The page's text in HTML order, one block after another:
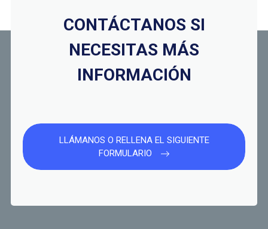
CONTÁCTANOS SI
NECESITAS MÁS
INFORMACIÓN
LLÁMANOS O RELLENA EL SIGUIENTE
FORMULARIO